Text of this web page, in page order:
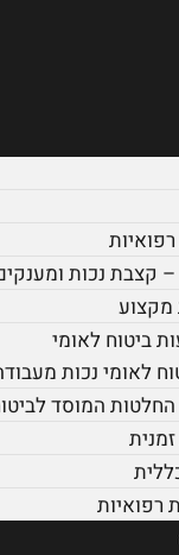
רפואיות
קצבת נכות
ביטוח לאומי
לאומי נכות
המוסד
רפואיות